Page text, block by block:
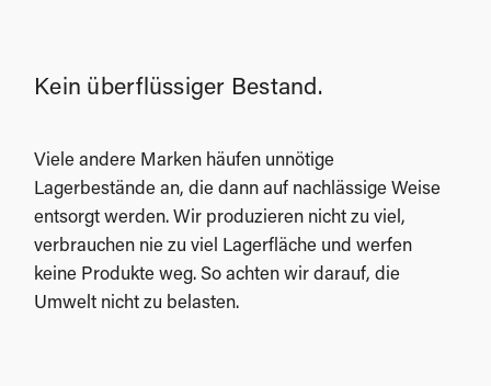
Kein überflüssiger Bestand.
Viele andere Marken häufen unnötige
Lagerbestände an, die dann auf nachlässige Weise
entsorgt werden. Wir produzieren nicht zu viel,
verbrauchen nie zu viel Lagerfläche und werfen
keine Produkte weg. So achten wir darauf, die
Umwelt nicht zu belasten.